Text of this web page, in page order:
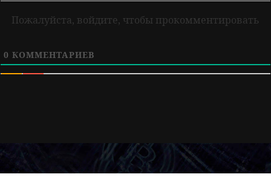
Пожалуйста, войдите, чтобы прокомментировать
0 КОММЕНТАРИЕВ